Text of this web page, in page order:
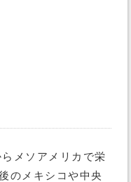
メソアメリカで栄
のメキシコや中央